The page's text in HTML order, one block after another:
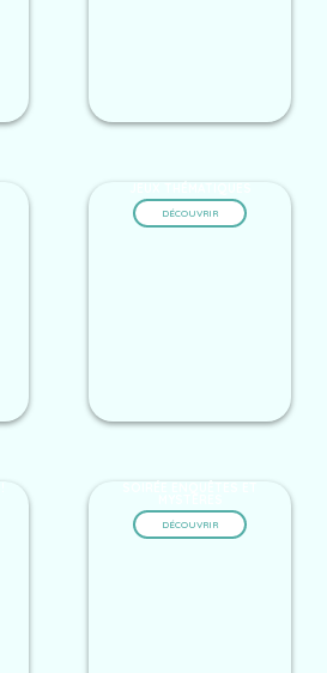
DÉCOUVRIR
DÉCOUVRIR